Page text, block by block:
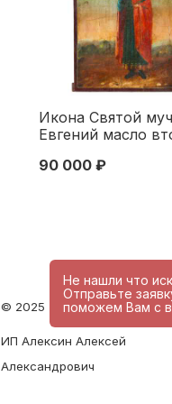
Икона Святой
Евгений масло
половина XIX века
90 000 ₽
© 2025 - antique-center.ru
ИП Алексин Алексей
Александрович
Не нашли что
Отправьте
поможем Вам с